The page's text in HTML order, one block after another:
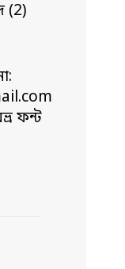
(2)
ফন্ট